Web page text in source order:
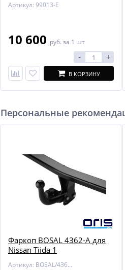
Артикул: 99013-E
10 600 руб. за 1 шт
- +
В КОРЗИНУ
Персональные
Фаркоп BOSAL 4362-A для
Nissan Tiida 1
Артикул: BOSAL/4362-A